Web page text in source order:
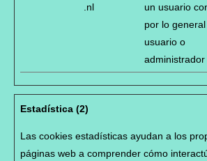
.nl
un usuario
por lo
usuario o
Estadística (2)
Las cookies estadísticas ayudan a los
páginas web a comprender cómo